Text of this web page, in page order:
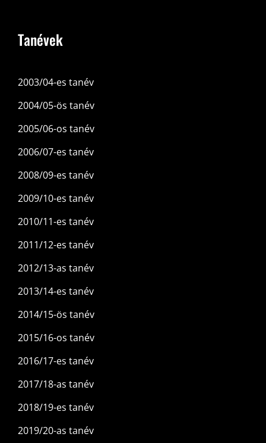
Tanévek
2003/04-es tanév
2004/05-ös tanév
2005/06-os tanév
2006/07-es tanév
2008/09-es tanév
2009/10-es tanév
2010/11-es tanév
2011/12-es tanév
2012/13-as tanév
2013/14-es tanév
2014/15-ös tanév
2015/16-os tanév
2016/17-es tanév
2017/18-as tanév
2018/19-es tanév
2019/20-as tanév